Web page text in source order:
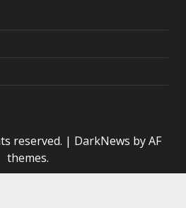
reserved. | DarkNews by AF
themes.